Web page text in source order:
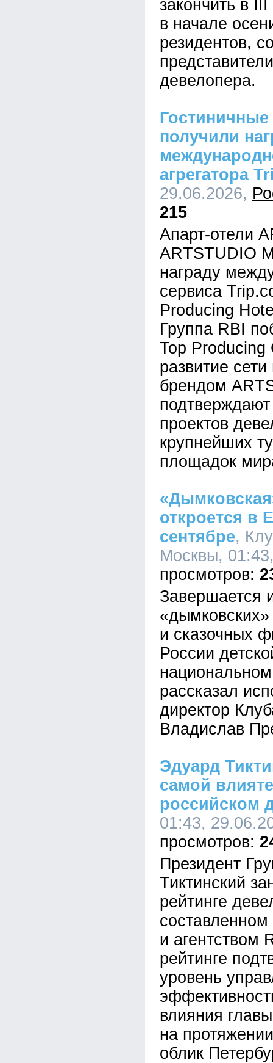
закончить в
в начале
резидентов,
девелопера.
получили
агрегатора
29.06.2026,
215
Апарт-отели
ARTSTUDIO
награду
сервиса
Producing
Группа RBI
Top Producing
развитие
брендом
подтверждают
проектов
крупнейших
площадок
откроется в
сентябре,
Москвы,
Завершается
и сказочных
России
рассказал
директор
Владислав
Эдуард
самой
российском
01:43,
Президент
Тиктинский
рейтинге
и агентством
рейтинге
уровень
влияния
на
облик